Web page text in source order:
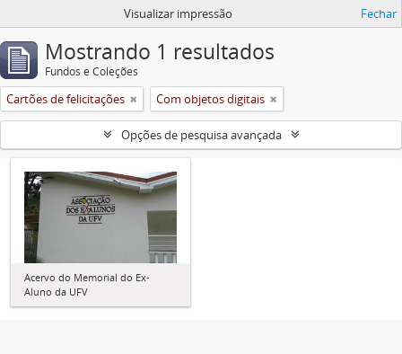
Visualizar impressão Fechar
Mostrando 1 resultados
Fundos e Coleções
Cartões de felicitações Com objetos digitais
Opções de pesquisa avançada
Acervo do Memorial do Ex-
Aluno da UFV